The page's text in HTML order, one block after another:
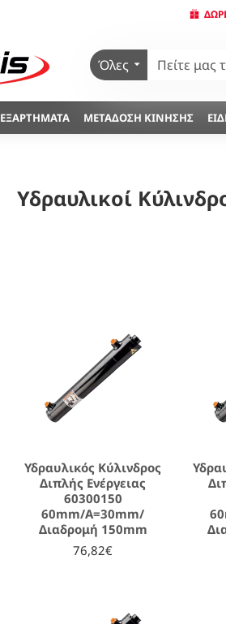
Όλες
ΕΞΑΡΤΉΜΑΤΑ ΜΕΤΆΔΟΣΗ ΚΊΝΗΣΗΣ
Υδραυλικοί
Υδραυλικός Κύλινδρος
Διπλής Ενέργειας
60300150
60mm/A=30mm/
Διαδρομή 150mm
76,82€